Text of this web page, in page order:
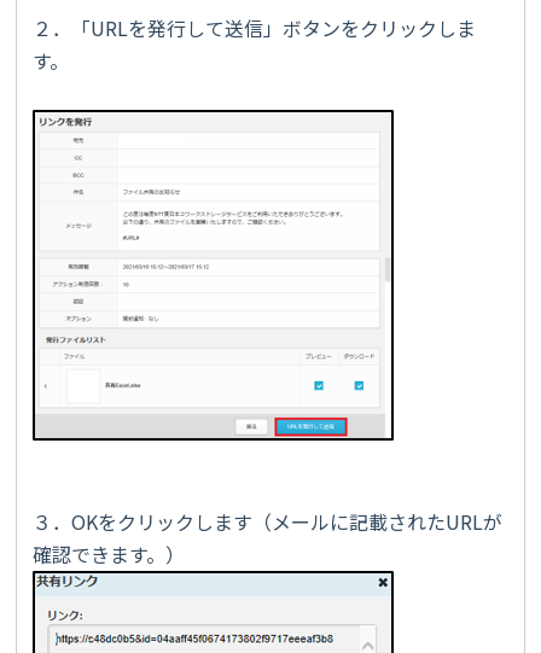
２．「URLを発行して送信」ボタンをクリックしま
す。
３．OKをクリックします（メールに記載されたURLが
確認できます。）